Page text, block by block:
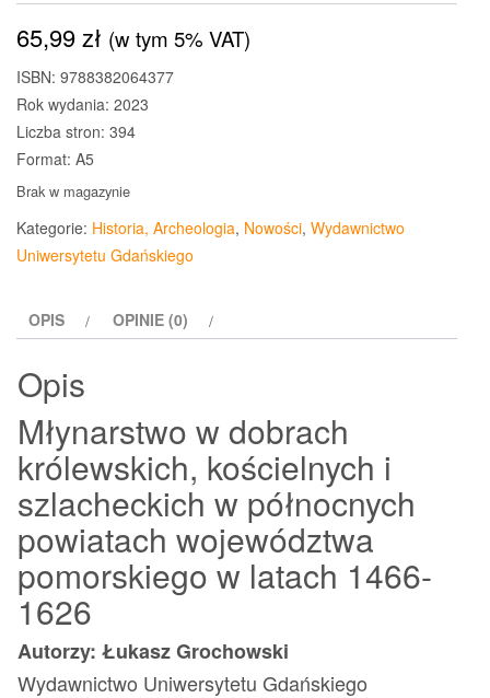
65,99zł (w tym 5% VAT)
ISBN: 9788382064377
Rok wydania: 2023
Liczba stron: 394
Format: A5
Brak w magazynie
Kategorie: Historia, Archeologia, Nowości, Wydawnictwo
Uniwersytetu Gdańskiego
OPIS OPINIE (0)
Opis
Młynarstwo w dobrach
królewskich, kościelnych i
szlacheckich w północnych
powiatach województwa
pomorskiego w latach 1466-
1626
Autorzy: Łukasz Grochowski
Wydawnictwo Uniwersytetu Gdańskiego